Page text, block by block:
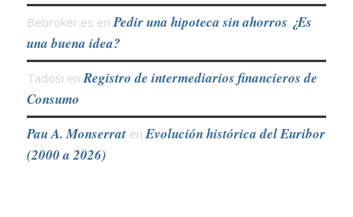
Bebroker.es enPedir una hipoteca sin ahorros ¿Es
una buena idea?
Tadosi enRegistro de intermediarios financieros de
Consumo
Pau A. MonserratenEvolución histórica del Euribor
(2000 a 2026)